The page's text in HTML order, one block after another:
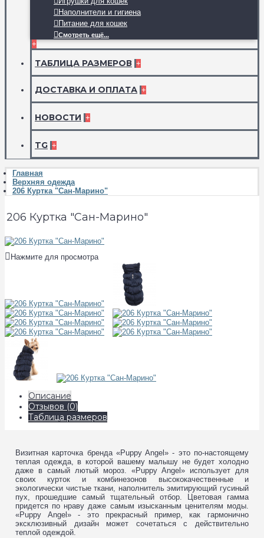
Наполнители и гигиена
Питание для кошек
Смотреть ещё...
+
ТАБЛИЦА РАЗМЕРОВ +
ДОСТАВКА И ОПЛАТА +
НОВОСТИ +
TG +
Главная
Верхняя одежда
206 Куртка "Сан-Марино"
206 Куртка "Сан-Марино"
Нажмите для просмотра
Описание
Отзывов (0)
Таблица размеров
Визитная карточка бренда «Puppy Angel» - это по-настоящему
теплая одежда, в которой вашему малышу не будет холодно
даже в самый лютый мороз. «Puppy Angel» использует для
своих курток и комбинезонов высококачественные и
экологически чистые ткани, наполнитель эмитирующий гусиный
пух, прошедшие самый тщательный отбор. Цветовая гамма
придется по нраву даже самым изысканным ценителям моды.
«Puppy Angel» - это прекрасный пример, как гармонично
эксклюзивный дизайн может сочетаться с действительно
теплой одеждой.